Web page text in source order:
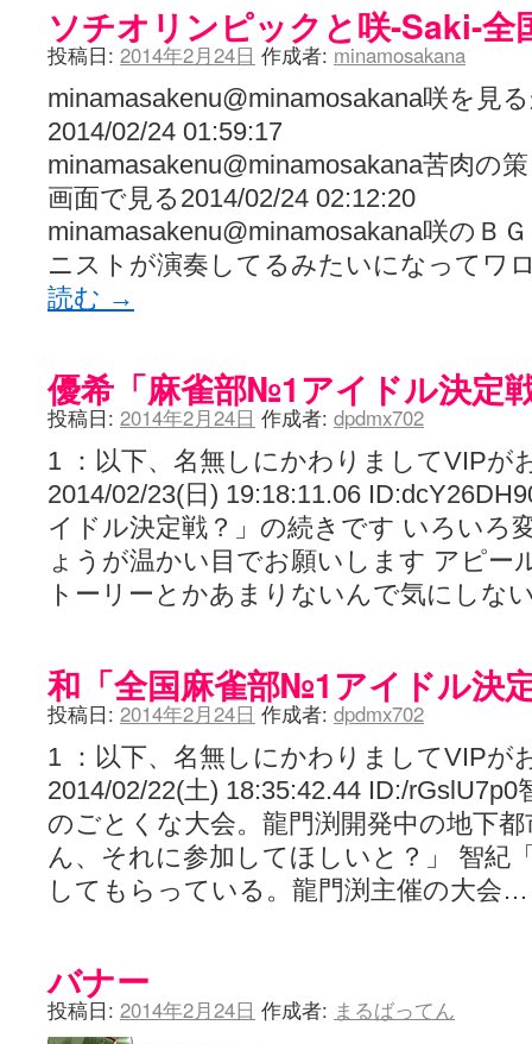
ソチオリンピックと咲-Saki-全
投稿日: 2014年2月24日 作成者: minamosakana
minamasakenu@minamosakana咲を見
2014/02/24 01:59:17
minamasakenu@minamosakana苦肉の
画面で見る2014/02/24 02:12:20
minamasakenu@minamosakana咲のＢ
ニストが演奏してるみたいになってワ
読む →
優希「麻雀部№1アイドル決定
投稿日: 2014年2月24日 作成者: dpdmx702
1 ：以下、名無しにかわりましてVIPが
2014/02/23(日) 19:18:11.06
イドル決定戦？」の続きです いろいろ
ょうが温かい目でお願いします アピー
トーリーとかあまりないんで気にし
和「全国麻雀部№1アイドル決
投稿日: 2014年2月24日 作成者: dpdmx702
1 ：以下、名無しにかわりましてVIPが
2014/02/22(土) 18:35:42.44 ID:/
のごとくな大会。龍門渕開発中の地下
ん、それに参加してほしいと？」 智紀
してもらっている。龍門渕主催の大会
バナー
投稿日: 2014年2月24日 作成者: まるばってん